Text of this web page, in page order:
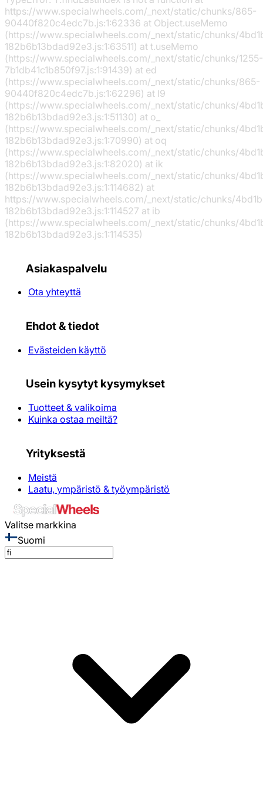
https://www.specialwheels.com/_next/static/chunks/865-
90440f820c4edc7b.js:1:62336 at Object.useMemo
(https://www.specialwheels.com/_next/static/chunks/
182b6b13bdad92e3.js:1:63511) at t.useMemo
(https://www.specialwheels.com/_next/static/chunks/1255-
7b1db41c1b850f97.js:1:91439) at ed
(https://www.specialwheels.com/_next/static/chunks/865-
90440f820c4edc7b.js:1:62296) at l9
(https://www.specialwheels.com/_next/static/chunks/
182b6b13bdad92e3.js:1:51130) at o_
(https://www.specialwheels.com/_next/static/chunks/
182b6b13bdad92e3.js:1:70990) at oq
(https://www.specialwheels.com/_next/static/chunks/
182b6b13bdad92e3.js:1:82020) at ik
(https://www.specialwheels.com/_next/static/chunks/
182b6b13bdad92e3.js:1:114682) at
https://www.specialwheels.com/_next/static/chunks/
182b6b13bdad92e3.js:1:114527 at ib
(https://www.specialwheels.com/_next/static/chunks/
182b6b13bdad92e3.js:1:114535)
Asiakaspalvelu
Ota yhteyttä
Ehdot & tiedot
Evästeiden käyttö
Usein kysytyt kysymykset
Tuotteet & valikoima
Kuinka ostaa meiltä?
Yrityksestä
Meistä
Laatu, ympäristö & työympäristö
Valitse markkina
Suomi